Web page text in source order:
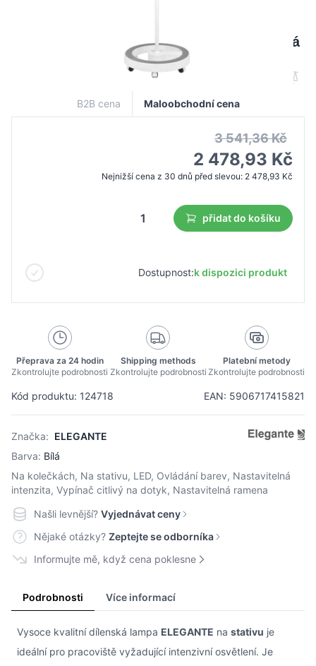
stativem intenzita světla a barva reg. bílá
Kód produktu: 124718 EAN: 5906717415821
Značka: ELEGANTE
Barva: Bílá
Na kolečkách, Na stativu, LED, Ovládání barev, Nastavitelná
intenzita, Vypínač citlivý na dotyk, Nastavitelná ramena
B2B cena Maloobchodní cena
3 541,36 Kč
2 478,93 Kč
Nejnižší cena z 30 dnů před slevou: 2 478,93 Kč
přidat do košíku
Dostupnost:k dispozici produkt
Přeprava za 24 hodin
Zkontrolujte podrobnosti
Shipping methods
Zkontrolujte podrobnosti
Platební metody
Zkontrolujte podrobnosti
Našli levnější? Vyjednávat ceny
Nějaké otázky? Zeptejte se odborníka
Informujte mě, když cena poklesne
Podrobnosti Více informací
Vysoce kvalitní dílenská lampa ELEGANTE na stativu je
ideální pro pracoviště vyžadující intenzivní osvětlení. Je